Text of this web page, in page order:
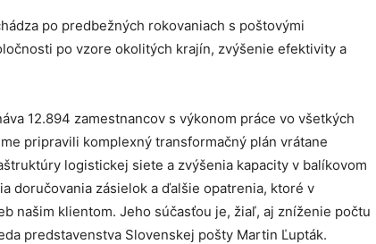
po predbežných rokovaniach s poštovými
po vzore okolitých krajín, zvýšenie efektivity a
12.894 zamestnancov s výkonom práce vo všetkých
pripravili komplexný transformačný plán vrátane
logistickej siete a zvýšenia kapacity v balíkovom
doručovania zásielok a ďalšie opatrenia, ktoré v
našim klientom. Jeho súčasťou je, žiaľ, aj zníženie počtu
predstavenstva Slovenskej pošty Martin Ľupták.